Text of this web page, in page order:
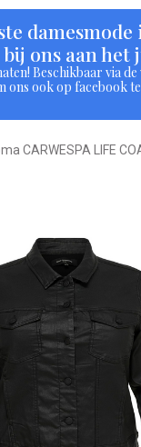
damesmode
ons aan het
Beschikbaar via
ons ook op facebook
CARWESPA LIFE